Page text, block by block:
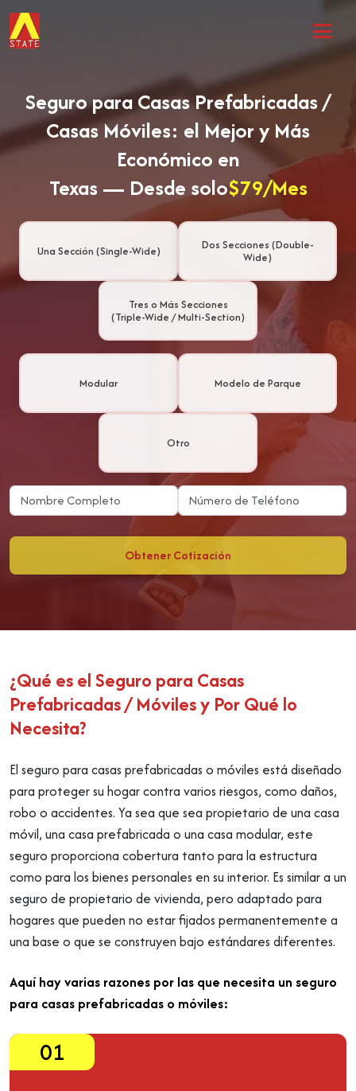
Seguro para Casas Prefabricadas /
Casas Móviles: el Mejor y Más
Económico en
Texas — Desde solo$79/Mes
Una Sección (Single-Wide)
Dos Secciones (Double-
Wide)
Tres o Más Secciones
(Triple-Wide / Multi-Section)
Modular Modelo de Parque
Otro
Obtener Cotización
¿Qué es el Seguro para Casas
Prefabricadas / Móviles y Por Qué lo
Necesita?
El seguro para casas prefabricadas o móviles está diseñado
para proteger su hogar contra varios riesgos, como daños,
robo o accidentes. Ya sea que sea propietario de una casa
móvil, una casa prefabricada o una casa modular, este
seguro proporciona cobertura tanto para la estructura
como para los bienes personales en su interior. Es similar a un
seguro de propietario de vivienda, pero adaptado para
hogares que pueden no estar fijados permanentemente a
una base o que se construyen bajo estándares diferentes.
Aquí hay varias razones por las que necesita un seguro
para casas prefabricadas o móviles:
01